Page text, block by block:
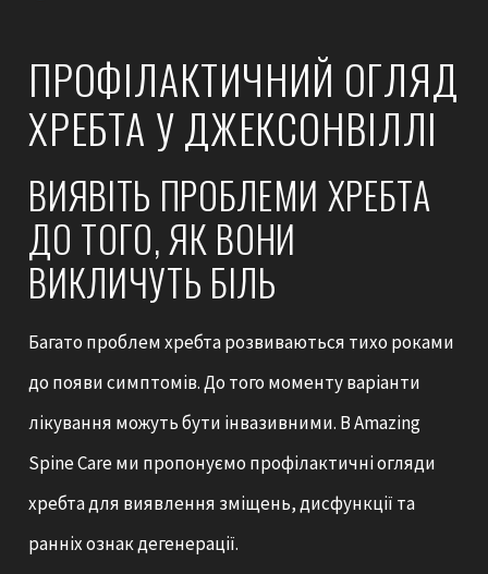
ПРОФІЛАКТИЧНИЙ ОГЛЯД
ХРЕБТА У ДЖЕКСОНВІЛЛІ
ВИЯВІТЬ ПРОБЛЕМИ ХРЕБТА
ДО ТОГО, ЯК ВОНИ
ВИКЛИЧУТЬ БІЛЬ
Багато проблем хребта розвиваються тихо роками
до появи симптомів. До того моменту варіанти
лікування можуть бути інвазивними. В Amazing
Spine Care ми пропонуємо профілактичні огляди
хребта для виявлення зміщень, дисфункції та
ранніх ознак дегенерації.